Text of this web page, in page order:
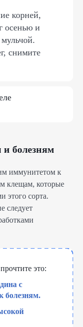
корней,
осенью и
снимите
и болезням
иммунитетом к
клещам, которые
этого сорта.
следует
это:
с
болезням.